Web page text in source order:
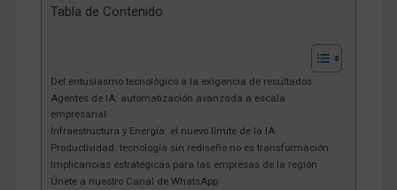
Tabla de Contenido
Del entusiasmo tecnológico a la exigencia de resultados
Agentes de IA: automatización avanzada a escala
empresarial
Infraestructura y Energía: el nuevo límite de la IA
Productividad: tecnología sin rediseño no es transformación
Implicancias estratégicas para las empresas de la región
Únete a nuestro Canal de WhatsApp